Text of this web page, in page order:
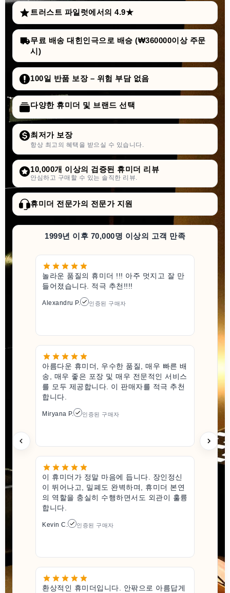
트러스트 파일럿에서의 4.9★
무료 배송 대힌인극으로 배승 (₩360000이상 주문
시)
100일 반품 보장 – 위험 부담 없음
다양한 휴미더 및 브랜드 선택
최저가 보장
항상 최고의 혜택을 받으실 수 있습니다.
10,000개 이상의 검증된 휴미더 리뷰
안심하고 구매할 수 있는 솔직한 리뷰.
휴미더 전문가의 전문가 지원
1999년 이후 70,000명 이상의 고객 만족
놀라운 품질의 휴미더 !!! 아주 멋지고 잘 만
들어졌습니다. 적극 추천!!!!
Alexandru P. 인증된 구매자
아름다운 휴미더, 우수한 품질, 매우 빠른 배
송, 매우 좋은 포장 및 매우 전문적인 서비스
를 모두 제공합니다. 이 판매자를 적극 추천
합니다.
Miryana P. 인증된 구매자
이 휴미더가 정말 마음에 듭니다. 장인정신
이 뛰어나고, 밀폐도 완벽하며, 휴미더 본연
의 역할을 충실히 수행하면서도 외관이 훌륭
합니다.
Kevin C. 인증된 구매자
환상적인 휴미더입니다. 안팎으로 아름답게